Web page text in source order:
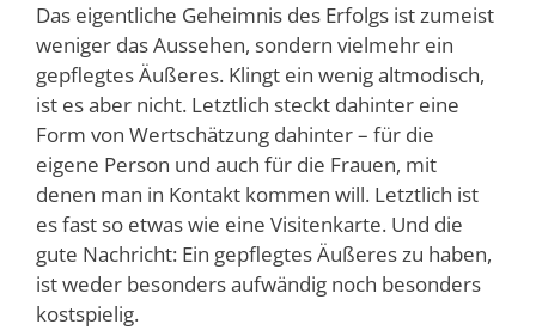
Das eigentliche Geheimnis des Erfolgs ist zumeist
weniger das Aussehen, sondern vielmehr ein
gepflegtes Äußeres. Klingt ein wenig altmodisch,
ist es aber nicht. Letztlich steckt dahinter eine
Form von Wertschätzung dahinter – für die
eigene Person und auch für die Frauen, mit
denen man in Kontakt kommen will. Letztlich ist
es fast so etwas wie eine Visitenkarte. Und die
gute Nachricht: Ein gepflegtes Äußeres zu haben,
ist weder besonders aufwändig noch besonders
kostspielig.